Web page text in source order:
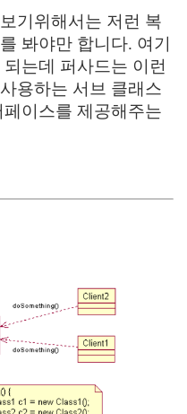
기위해서는 저런 복
봐야만 합니다. 여기
는데 퍼사드는 이런
용하는 서브 클래스
이스를 제공해주는